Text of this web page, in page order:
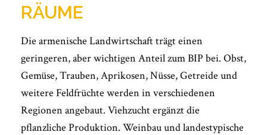
RÄUME
Die armenische Landwirtschaft trägt einen
geringeren, aber wichtigen Anteil zum BIP bei. Obst,
Gemüse, Trauben, Aprikosen, Nüsse, Getreide und
weitere Feldfrüchte werden in verschiedenen
Regionen angebaut. Viehzucht ergänzt die
pflanzliche Produktion. Weinbau und landestypische